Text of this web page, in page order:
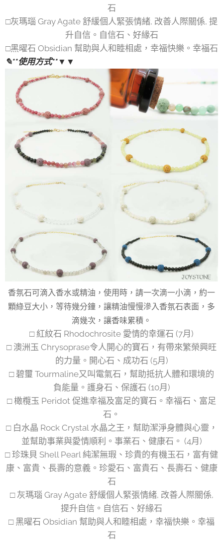
石
□灰瑪瑙 Gray Agate 舒緩個人緊張情緒, 改善人際關係, 提
升自信。自信石、好緣石
□黑曜石 Obsidian 幫助與人和睦相處，幸福快樂。幸福石
✎**使用方式**▼▼
香氛石可滴入香水或精油，使用時，請一次滴一小滴，約一
顆綠豆大小，等待幾分鐘，讓精油慢慢滲入香氛石表面，多
滴幾次，讓香味累積。
□ 紅紋石 Rhodochrosite 愛情的幸運石 (7月)
□ 澳洲玉 Chrysoprase令人開心的寶石，有帶來繁榮興旺
的力量。開心石、成功石 (5月)
□ 碧璽 Tourmaline又叫電氣石，幫助抵抗人體和環境的
負能量。護身石、保護石 (10月)
□ 橄欖玉 Peridot 促進幸福及富足的寶石。幸福石、富足
石。
□ 白水晶 Rock Crystal 水晶之王，幫助潔淨身體與心靈，
並幫助事業與愛情順利。事業石、健康石。 (4月)
□ 珍珠貝 Shell Pearl 純潔無瑕、珍貴的有機玉石，富有健
康、富貴、長壽的意義。珍愛石、富貴石、長壽石、健康
石
□ 灰瑪瑙 Gray Agate 舒緩個人緊張情緒, 改善人際關係,
提升自信。自信石、好緣石
□ 黑曜石 Obsidian 幫助與人和睦相處，幸福快樂。幸福
石